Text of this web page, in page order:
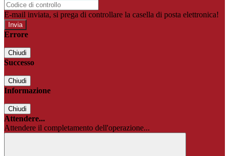
E-mail inviata, si prega di controllare la casella di posta elettronica!
Errore
Chiudi
Successo
Chiudi
Informazione
Chiudi
Attendere...
Attendere il completamento dell'operazione...